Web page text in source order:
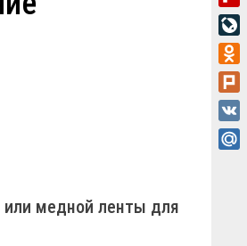
или медной ленты для
VK